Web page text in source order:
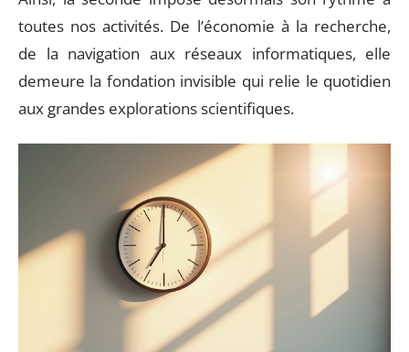
toutes nos activités. De l’économie à la recherche,
de la navigation aux réseaux informatiques, elle
demeure la fondation invisible qui relie le quotidien
aux grandes explorations scientifiques.